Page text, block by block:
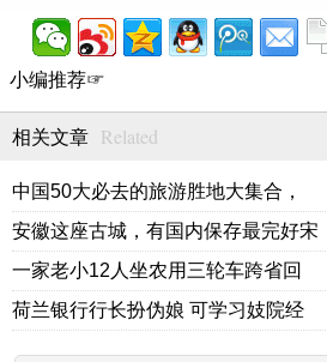
小编推荐☞
相关文章 Related
中国50大必去的旅游胜地大集合，
安徽这座古城，有国内保存最完好宋
一家老小12人坐农用三轮车跨省回
荷兰银行行长扮伪娘 可学习妓院经